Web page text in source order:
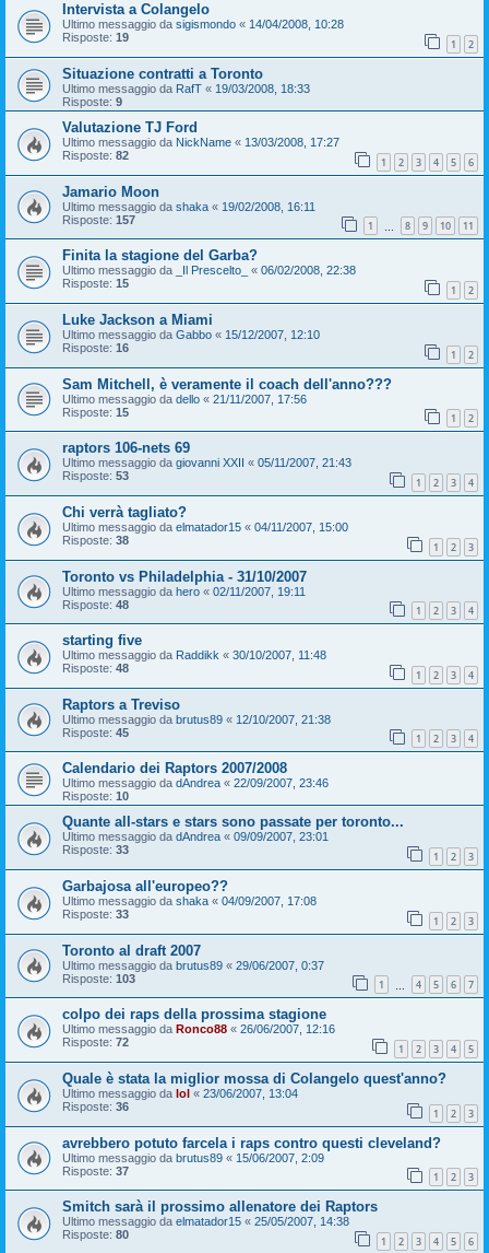
Intervista a Colangelo
Ultimo messaggio da sigismondo « 14/04/2008, 10:28
Risposte: 19 1 2
Situazione contratti a Toronto
Ultimo messaggio da RafT « 19/03/2008, 18:33
Risposte: 9
Valutazione TJ Ford
Ultimo messaggio da NickName « 13/03/2008, 17:27
Risposte: 82 1 2 3 4 5 6
Jamario Moon
Ultimo messaggio da shaka « 19/02/2008, 16:11
Risposte: 157 1 8 9 10 11
Finita la stagione del Garba?
Ultimo messaggio da _Il Prescelto_ « 06/02/2008, 22:38
Risposte: 15 1 2
Luke Jackson a Miami
Ultimo messaggio da Gabbo « 15/12/2007, 12:10
Risposte: 16 1 2
Sam Mitchell, è veramente il coach dell'anno???
Ultimo messaggio da dello « 21/11/2007, 17:56
Risposte: 15 1 2
raptors 106-nets 69
Ultimo messaggio da giovanni XXII « 05/11/2007, 21:43
Risposte: 53 1 2 3 4
Chi verrà tagliato?
Ultimo messaggio da elmatador15 « 04/11/2007, 15:00
Risposte: 38 1 2 3
Toronto vs Philadelphia - 31/10/2007
Ultimo messaggio da hero « 02/11/2007, 19:11
Risposte: 48 1 2 3 4
starting five
Ultimo messaggio da Raddikk « 30/10/2007, 11:48
Risposte: 48 1 2 3 4
Raptors a Treviso
Ultimo messaggio da brutus89 « 12/10/2007, 21:38
Risposte: 45 1 2 3 4
Calendario dei Raptors 2007/2008
Ultimo messaggio da dAndrea « 22/09/2007, 23:46
Risposte: 10
Quante all-stars e stars sono passate per toronto...
Ultimo messaggio da dAndrea « 09/09/2007, 23:01
Risposte: 33 1 2 3
Garbajosa all'europeo??
Ultimo messaggio da shaka « 04/09/2007, 17:08
Risposte: 33 1 2 3
Toronto al draft 2007
Ultimo messaggio da brutus89 « 29/06/2007, 0:37
Risposte: 103 1 4 5 6 7
colpo dei raps della prossima stagione
Ultimo messaggio da Ronco88 « 26/06/2007, 12:16
Risposte: 72 1 2 3 4 5
Quale è stata la miglior mossa di Colangelo quest'anno?
Ultimo messaggio da lol « 23/06/2007, 13:04
Risposte: 36 1 2 3
avrebbero potuto farcela i raps contro questi cleveland?
Ultimo messaggio da brutus89 « 15/06/2007, 2:09
Risposte: 37 1 2 3
Smitch sarà il prossimo allenatore dei Raptors
Ultimo messaggio da elmatador15 « 25/05/2007, 14:38
Risposte: 80 1 2 3 4 5 6